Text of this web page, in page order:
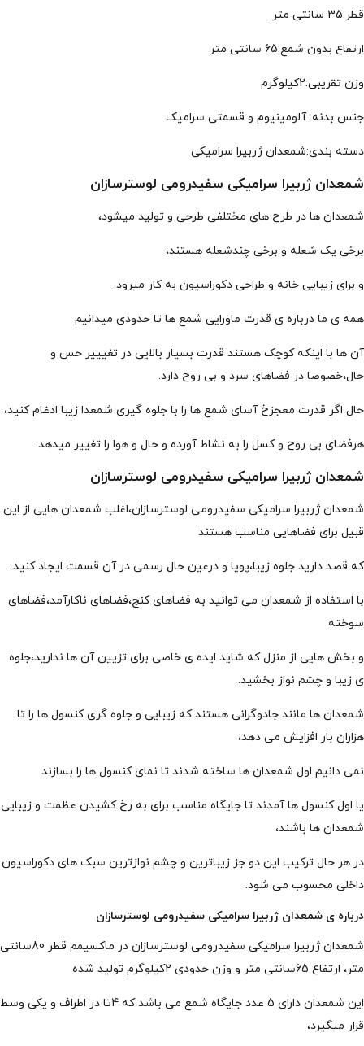
قطر:35 سانتی متر
ارتفاع بدون شمع:65 سانتی متر
وزن تقریبی:2کیلوگرم
جنس بدنه: آلومینیوم و قسمتی سرامیک
دسته بندی:شمعدان ژربیرا سرامیکی
شمعدان ژربیرا سرامیکی سفیدرومی لوسترسازان
شمعدان ها در طرح های مختلفی طرحی و تولید میشود،
برخی یک شعله و برخی چندشعله هستند،
و برای زیبایی خانه و طراحی دکوراسیون به کار میرود.
همه ی ما درباره ی قدرت ماورایی شمع ها تا حدودی میدانیم
آن ها با اینکه کوچک هستند قدرت بسیار بالایی در تغیییر حس و
حال،خصوصا در فضاهای سرد و بی روح دارد.
حال اگر قدرت معجزخ آسای شمع ها را با جلوه گیری شمعدا زیبا ادغام کنید،
هرفضای بی روح و کسل را به نشاط آورده و حال و هوا را تغییر میدهد.
شمعدان ژربیرا سرامیکی سفیدرومی لوسترسازان
شمعدان ژربیرا سرامیکی سفیدرومی لوسترسازان،اغلب شمعدان هایی از این
قبیل برای فضاهایی مناسب هستند
که قصد دارید جلوه زیبا،پویا و درعین حال رسمی در آن قسمت ایجاد کنید.
با استفاده از شمعدان می توانید به فضاهای کنج،فضاهای ناکارآمد،فضاهای
سوخته
و بخش هایی از منزل که شاید ایده ی خاصی برای تزیین آن ها ندارید،جلوه
ی زیبا و چشم نواز بخشید.
شمعدان ها مانند جادوگرانی هستند که زیبایی و جلوه گری کنسول ها را تا
هزاران بار افزایش می دهد،
نمی دانیم اول شمعدان ها ساخته شدند تا نمای کنسول ها را بسازند
یا اول کنسول ها آمدند تا جایگاه مناسب برای به رخ کشیدن عظمت و زیبایی
شمعدان ها باشند،
در هر حال ترکیب این دو جز زیباترین و چشم نوازترین سبک های دکوراسیون
داخلی محسوب می شود.
درباره ی شمعدان ژربیرا سرامیکی سفیدرومی لوسترسازان
شمعدان ژربیرا سرامیکی سفیدرومی لوسترسازان در ماکسیمم قطر 80سانتی
متر، ارتفاع 65سانتی متر و وزن حدودی 2کیلوگرم تولید شده
این شمعدان دارای 5 عدد جایگاه شمع می باشد که 4تا در اطراف و یکی وسط
قرار میگیرد،